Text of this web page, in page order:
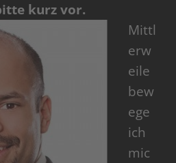
kurz vor.
Mittl
erw
eile
bew
ege
ich
mic